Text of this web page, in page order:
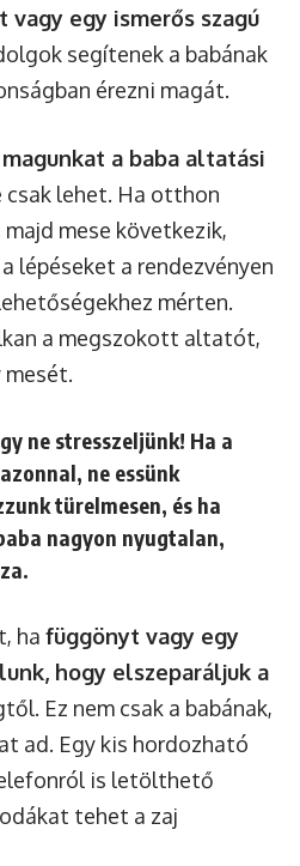
egy ismerős szagú
segítenek a babának
érezni magát.
a baba altatási
csak lehet. Ha otthon
mese következik,
lépéseket a rendezvényen
mérten.
a megszokott altatót,
mesét.
ne stresszeljünk! Ha a
ne essünk
türelmesen, és ha
nagyon nyugtalan,
ha függönyt vagy egy
hogy elszeparáljuk a
Ez nem csak a babának,
ad. Egy kis hordozható
is letölthető
tehet a zaj